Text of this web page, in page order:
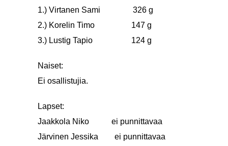
1.) Virtanen Sami 326 g
2.) Korelin Timo 147 g
3.) Lustig Tapio 124 g
Naiset:
Ei osallistujia.
Lapset:
Jaakkola Niko ei punnittavaa
Järvinen Jessika ei punnittavaa